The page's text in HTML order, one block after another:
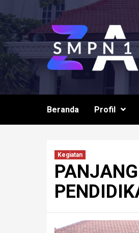
to
content
Beranda Profil
Kegiatan